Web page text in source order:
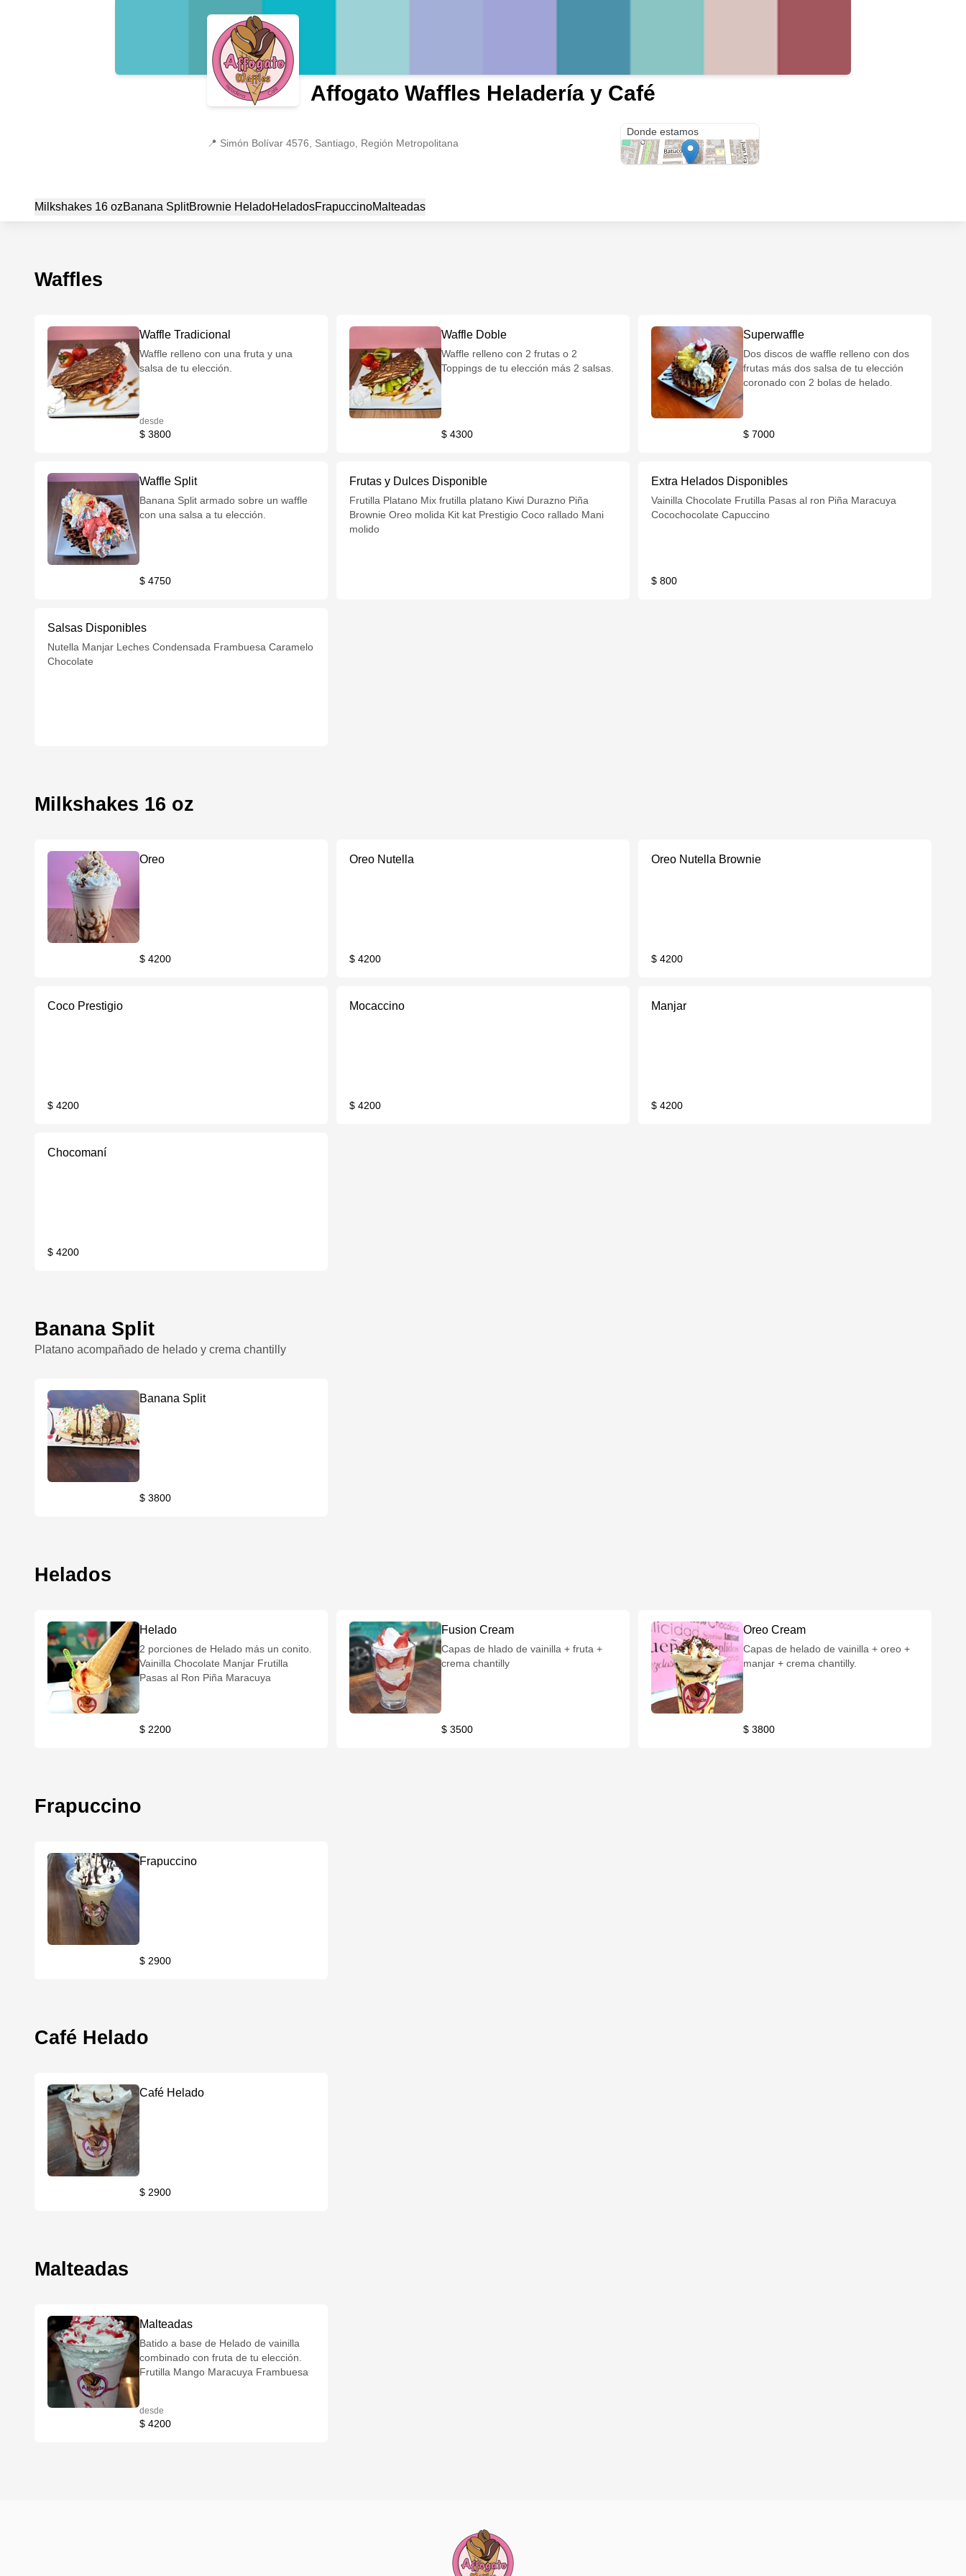
Affogato Waffles Heladería y Café
📍 Simón Bolívar 4576, Santiago, Región Metropolitana
Donde estamos
Milkshakes 16 ozBanana SplitBrownie HeladoHeladosFrapuccinoMalteadas
Waffles
Waffle Tradicional
Waffle relleno con una fruta y una
salsa de tu elección.
desde
$ 3800
Waffle Doble
Waffle relleno con 2 frutas o 2
Toppings de tu elección más 2 salsas.
$ 4300
Superwaffle
Dos discos de waffle relleno con dos
frutas más dos salsa de tu elección
coronado con 2 bolas de helado.
$ 7000
Waffle Split
Banana Split armado sobre un waffle
con una salsa a tu elección.
$ 4750
Frutas y Dulces Disponible
Frutilla Platano Mix frutilla platano Kiwi Durazno Piña
Brownie Oreo molida Kit kat Prestigio Coco rallado Mani
molido
Extra Helados Disponibles
Vainilla Chocolate Frutilla Pasas al ron Piña Maracuya
Cocochocolate Capuccino
$ 800
Salsas Disponibles
Nutella Manjar Leches Condensada Frambuesa Caramelo
Chocolate
Milkshakes 16 oz
Oreo
$ 4200
Oreo Nutella
$ 4200
Oreo Nutella Brownie
$ 4200
Coco Prestigio
$ 4200
Mocaccino
$ 4200
Manjar
$ 4200
Chocomaní
$ 4200
Banana Split
Platano acompañado de helado y crema chantilly
Banana Split
$ 3800
Helados
Helado
2 porciones de Helado más un conito.
Vainilla Chocolate Manjar Frutilla
Pasas al Ron Piña Maracuya
$ 2200
Fusion Cream
Capas de hlado de vainilla + fruta +
crema chantilly
$ 3500
Oreo Cream
Capas de helado de vainilla + oreo +
manjar + crema chantilly.
$ 3800
Frapuccino
Frapuccino
$ 2900
Café Helado
Café Helado
$ 2900
Malteadas
Malteadas
Batido a base de Helado de vainilla
combinado con fruta de tu elección.
Frutilla Mango Maracuya Frambuesa
desde
$ 4200